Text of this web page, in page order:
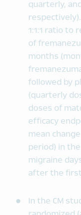
quarterly,
1:1:1 ratio to
of
months
followed by
(quarterly
doses of
efficacy
mean
period) in
migraine
after the
In the CM